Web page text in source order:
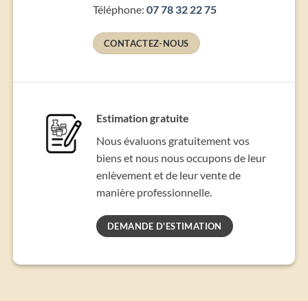
Téléphone: 07 78 32 22 75
CONTACTEZ-NOUS
Estimation gratuite
Nous évaluons gratuitement vos
biens et nous nous occupons de leur
enlèvement et de leur vente de
manière professionnelle.
DEMANDE D'ESTIMATION